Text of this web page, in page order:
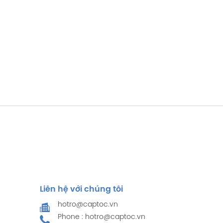
Liên hệ với chúng tôi
hotro@captoc.vn
Phone : hotro@captoc.vn